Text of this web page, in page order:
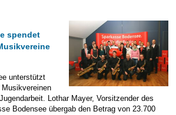
spendet
unterstützt
Lothar Mayer, Vorsitzender des
Bodensee übergab den Betrag von 23.700